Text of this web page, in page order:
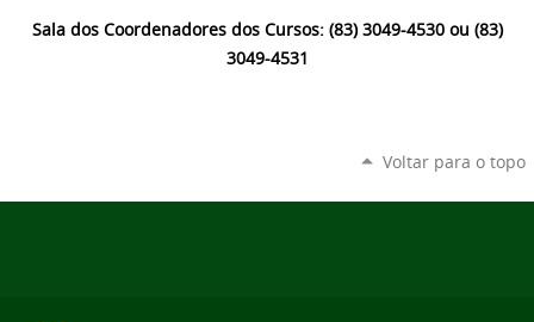
Sala dos Coordenadores dos Cursos: (83) 3049-4530 ou (83)
3049-4531
Voltar para o topo